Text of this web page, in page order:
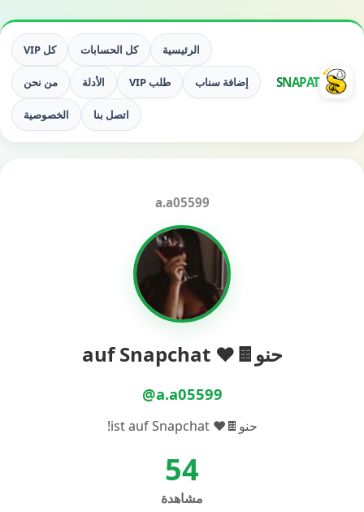
SNAPAT
الرئيسية كل الحسابات كل VIP
إضافة سناب طلب VIP الأدلة من نحن
اتصل بنا الخصوصية
a.a05599
حنو🍫❤️ auf Snapchat
@a.a05599
حنو🍫❤️ ist auf Snapchat!
54
مشاهدة